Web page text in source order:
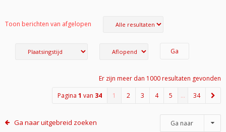
Toon berichten van afgelopen
Er zijn meer dan 1000 resultaten gevonden
Pagina 1 van 34 1 2 3 4 5 … 34
Ga naar uitgebreid zoeken Ga naar